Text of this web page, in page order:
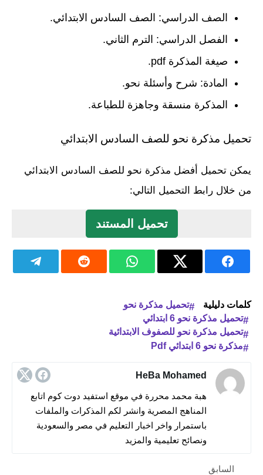
الصف الدراسي: الصف السادس الابتدائي.
الفصل الدراسي: الترم الثاني.
صيغة المذكرة pdf.
المادة: شرح وأسئلة نحو.
المذكرة منسقة وجاهزة للطباعة.
تحميل مذكرة نحو للصف السادس الابتدائي
يمكن تحميل أفضل مذكرة نحو للصف السادس الابتدائي
من خلال رابط التحميل التالي:
تحميل المستند
كلمات دليلية
تحميل مذكرة نحو
تحميل مذكرة نحو 6 ابتدائي
تحميل مذكرة نحو للصفوف الابتدائية
مذكرة نحو 6 ابتدائي Pdf
HeBa Mohamed
هبة محمد محررة في موقع استفيد دوت كوم اتابع
المناهج المصرية وانشر لكم المذكرات والملفات
باستمرار واخر اخبار التعليم في مصر والسعودية
ونصائح تعليمية والمزيد
السابق